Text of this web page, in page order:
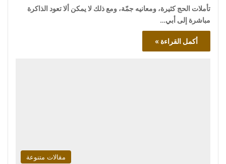
تأملات الحج كثيرة، ومعانيه جمّة، ومع ذلك لا يمكن ألا تعود الذاكرة
مباشرة إلى أبي…
أكمل القراءة »
مقالات متنوعة